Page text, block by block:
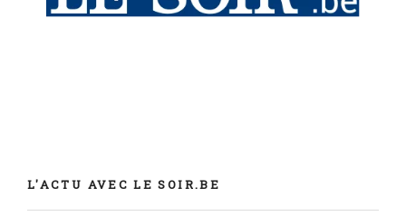
L'ACTU AVEC LE SOIR.BE